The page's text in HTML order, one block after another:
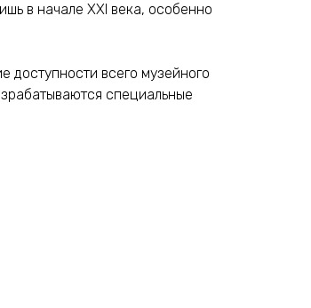
в начале XXI века, особенно
доступности всего музейного
специальные